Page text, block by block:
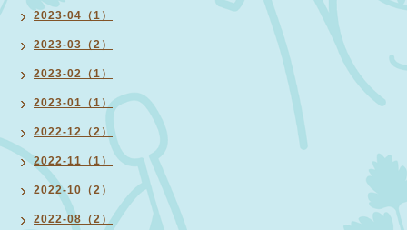
2023-04（1）
2023-03（2）
2023-02（1）
2023-01（1）
2022-12（2）
2022-11（1）
2022-10（2）
2022-08（2）